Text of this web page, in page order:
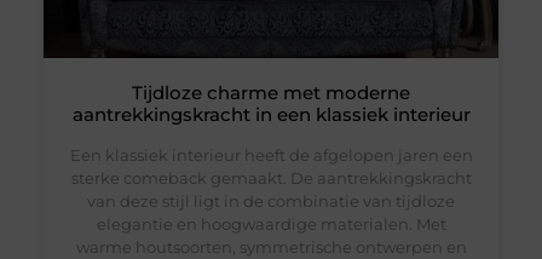
Tijdloze charme met moderne
aantrekkingskracht in een klassiek interieur
Een klassiek interieur heeft de afgelopen jaren een
sterke comeback gemaakt. De aantrekkingskracht
van deze stijl ligt in de combinatie van tijdloze
elegantie en hoogwaardige materialen. Met
warme houtsoorten, symmetrische ontwerpen en